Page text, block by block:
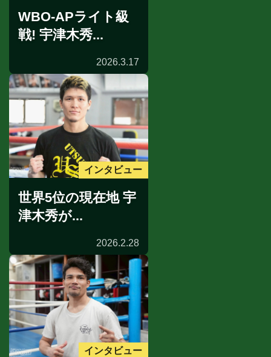
WBO-APライト級
戦! 宇津木秀...
2026.3.17
インタビュー
世界5位の現在地 宇
津木秀が...
2026.2.28
インタビュー